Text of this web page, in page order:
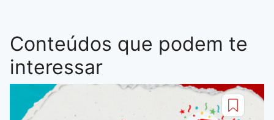
Conteúdos que podem te
interessar